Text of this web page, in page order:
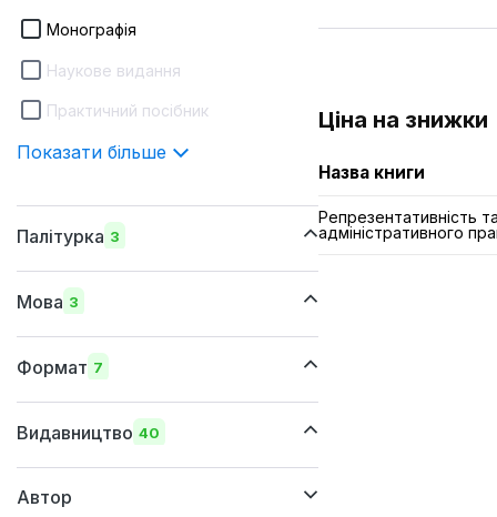
Монографія
Наукове видання
Практичний посібник
Показати більше
Палітурка 3
м'яка
тверда
Мова 3
українська
англійська
Формат 7
205x290 мм
150x205 мм
Видавництво 40
Автор
Ціна на знижки
Назва книги
Репрезентативність
адміністративного